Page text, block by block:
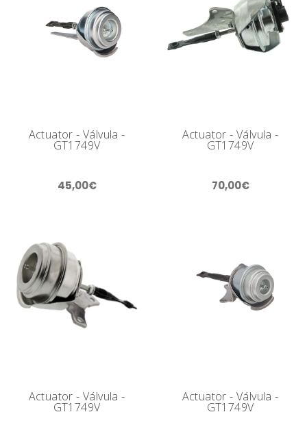
Actuator - Válvula -
GT1749V
45,00€
Actuator - Válvula -
GT1749V
70,00€
Actuator - Válvula -
GT1749V
Actuator - Válvula -
GT1749V